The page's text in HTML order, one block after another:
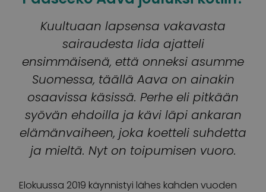
Kuultuaan lapsensa vakavasta
sairaudesta Iida ajatteli
ensimmäisenä, että onneksi asumme
Suomessa, täällä Aava on ainakin
osaavissa käsissä. Perhe eli pitkään
syövän ehdoilla ja kävi läpi ankaran
elämänvaiheen, joka koetteli suhdetta
ja mieltä. Nyt on toipumisen vuoro.
Elokuussa 2019 käynnistyi lähes kahden vuoden